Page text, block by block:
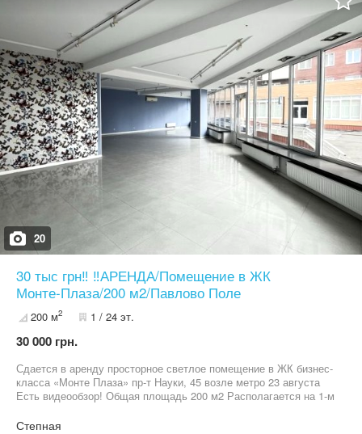
20
30 тыс грн‼️ ‼️АРЕНДА/Помещение в ЖК
Монте-Плаза/200 м2/Павлово Поле
200 м2 1 / 24 эт.
30 000 грн.
Сдается в аренду просторное светлое помещение в ЖК бизнес-
класса «Монте Плаза» пр-т Науки, 45 возле метро 23 августа
Есть видеообзор! Общая площадь 200 м2 Располагается на 1-м
на солнечной стороне. 3 комнаты без окон, 3 санузла, комната
Степная